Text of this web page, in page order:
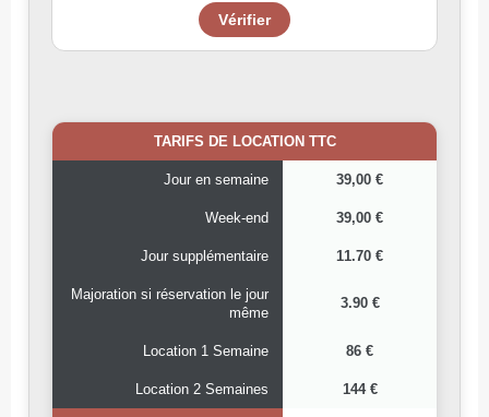
TARIFS DE LOCATION TTC
Jour en semaine 39,00 €
Week-end 39,00 €
Jour supplémentaire 11.70 €
Majoration si réservation le jour
même
3.90 €
Location 1 Semaine 86 €
Location 2 Semaines 144 €